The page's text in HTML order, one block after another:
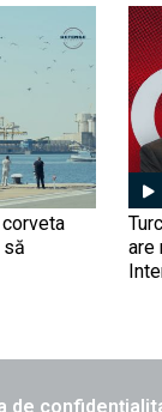
să
are
de